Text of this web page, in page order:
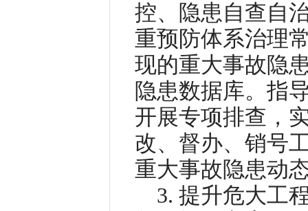
控、隐患自查自
重预防体系治理
现的重大事故隐
隐患数据库。指
开展专项排查，
改、督办、销号
重大事故隐患动
3. 提升危大工